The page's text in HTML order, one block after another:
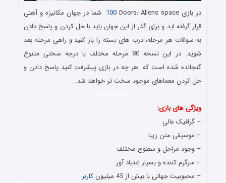
در بازی 100 Doors: Aliens space شما در جهان مکانیزه و آهنی
قرار گرفته اید و برای گذر از این جهان باید با حل کردن و پاسخ دادن
به سوالات هر مرحله، درب های بسته را باز کنید و راهی مرحله بعد
شوید. در این نسخه 80 مرحله مختلف با درجه سختی متنوع
گنجانده شده است که هر چه در بازی پیشرفت کنید پاسخ دادن و
حل کردن معماهای موجود سخت تر خواهد شد.
ویژگی های بازی:
– گرافیک عالی
– موسیقی متن زیبا
– وجود مراحل و سطوح مختلف
– سرگرم کننده و بسیار اعتیاد آور
– محبوبیت جهانی با بیش از 45 میلیون
کاربر